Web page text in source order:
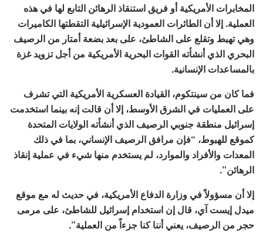
المخابرات الأمريكية أو فريق استنقاذ الرهائن التابع لها في هذه
العملية. إلا أن الطائرات العمودية الإسرائيلية التقطتها الكاميرات
وهي تهبط وتقلع على الشاطئ، على بعد بضعة أمتار من الرصيف
البحري الذي أنشأته القوات البحرية الأمريكية من أجل تزويد غزة
بالمساعدات الإنسانية.
فما كان من سينتكوم، القيادة العسكرية الأمريكية التي تشرف
على العمليات في الشرق الأوسط، إلا أن قالت إنه بينما استخدمت
إسرائيل منطقة جنوبي الرصيف الذي أنشأته الولايات المتحدة
كموقع للهبوط، “فإن مرافق الرصيف الإنساني، بما في ذلك
المعدات والأفراد والموارد، لم يستخدم منها شيء في عملية إنقاذ
الرهائن”.
إلا أن مسؤولاً في وزارة الدفاع الأمريكية، في حديث له مع موقع
ميدل إيست آي، قال إن استخدام إسرائيل للشاطئ، على مرمى
حجر من الرصيف، يعني أننا كنا جزءاً من العملية”.